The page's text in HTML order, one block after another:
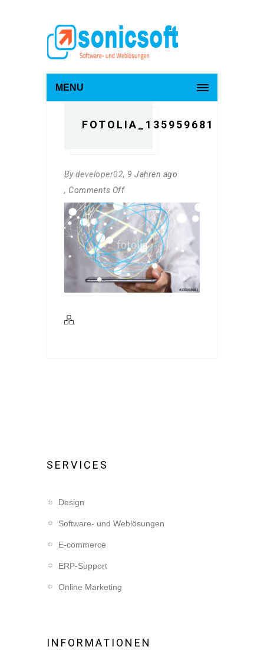
MENU
FOTOLIA_135959681
By developer02, 9 Jahren ago
, Comments Off
SERVICES
Design
Software- und Weblösungen
E-commerce
ERP-Support
Online Marketing
INFORMATIONEN